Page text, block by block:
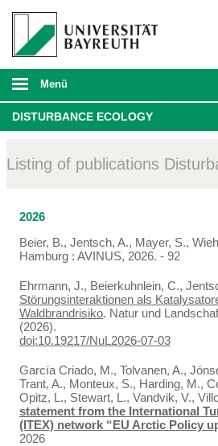
Menü
DISTURBANCE ECOLOGY
Listing of publications
2026
Beier, B., Jentsch, A., Mayer, S.,
Hamburg : AVINUS, 2026. - 92
Ehrmann, J., Beierkuhnlein, C.,
Störungsinteraktionen als
Waldbrandrisiko. Natur und
(2026).
doi:10.19217/NuL2026-07-03
García Criado, M., Tolvanen, A.,
Trant, A., Monteux, S., Harding, M.,
Opitz, L., Stewart, L., Vandvik, V.,
statement from the International
(ITEX) network “EU Arctic Policy
2026